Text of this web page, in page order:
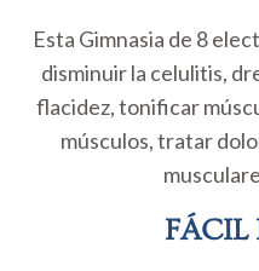
Esta Gimnasia de 8
disminuir la celulitis,
flacidez, tonificar
músculos, tratar
FÁCIL